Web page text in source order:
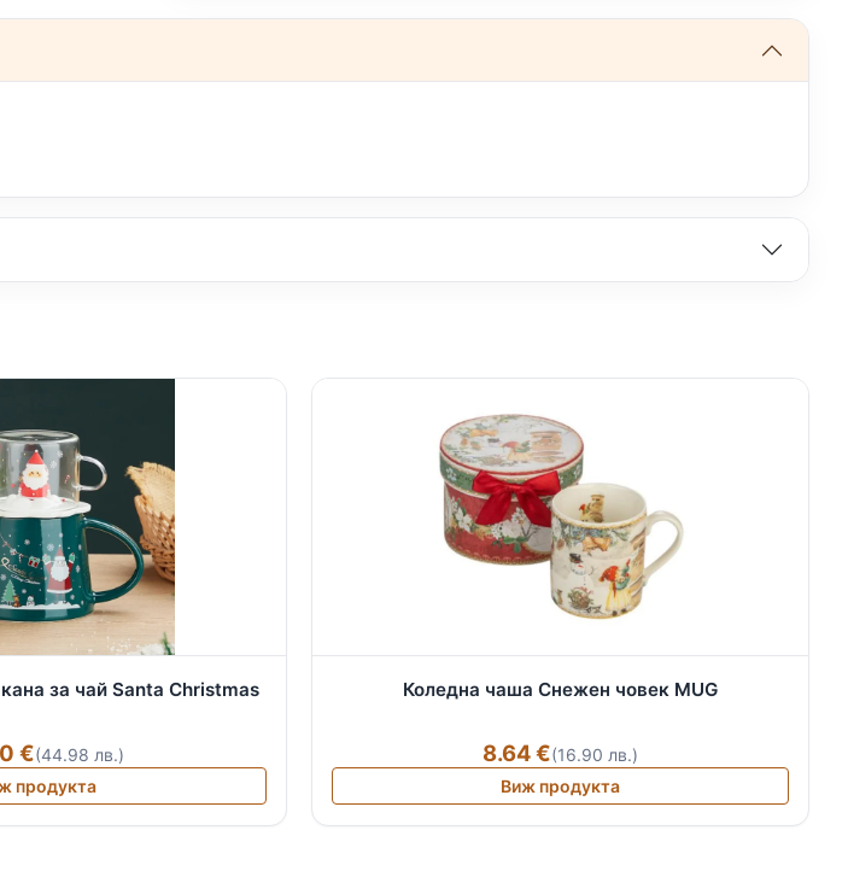
за чай Santa Christmas
€(44.98 лв.)
продукта
Коледна чаша Снежен човек MUG
8.64 €(16.90 лв.)
Виж продукта